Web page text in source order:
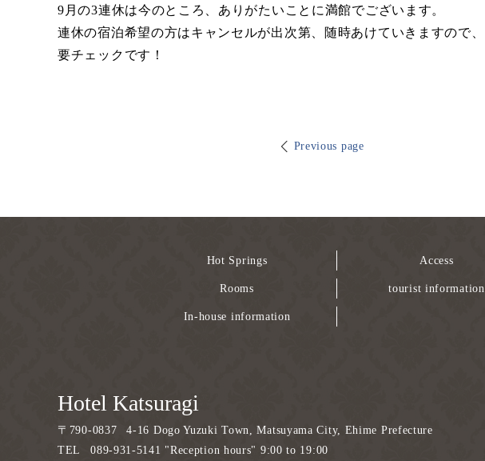
9月の3連休は今のところ、ありがたいことに満館でございます。
連休の宿泊希望の方はキャンセルが出次第、随時あけていきますので、
要チェックです！
Previous page
Hot Springs
Rooms
In-house information
Access
tourist information
Hotel Katsuragi
〒 790-0837
4-16 Dogo Yuzuki Town, Matsuyama City, Ehime Prefecture
TEL
089-931-5141 "Reception hours" 9:00 to 19:00